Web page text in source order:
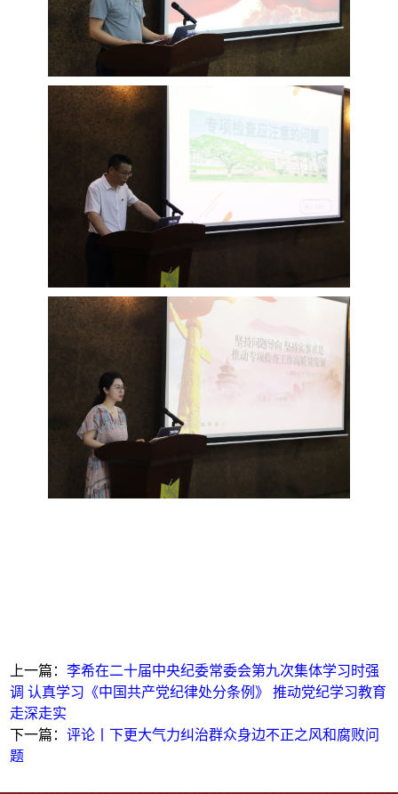
上一篇：李希在二十届中央纪委常委会第九次集体学习时强
调 认真学习《中国共产党纪律处分条例》 推动党纪学习教育
走深走实
下一篇：评论丨下更大气力纠治群众身边不正之风和腐败问
题